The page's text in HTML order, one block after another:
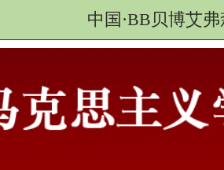
中国·BB贝博艾